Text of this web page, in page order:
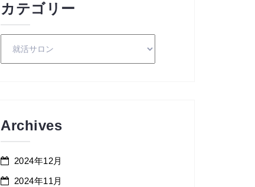
カテゴリー
Archives
2024年12月
2024年11月